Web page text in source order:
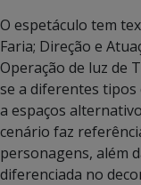
O espetáculo tem
Faria; Direção e
Operação de luz de
se a diferentes tipos
a espaços
cenário faz
personagens, além
diferenciada no